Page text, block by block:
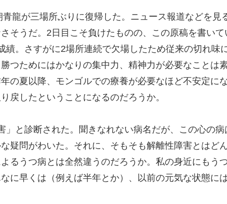
龍が三場所ぶりに復帰した。ニュース報道などを見
そうだ。2日目こそ負けたものの、この原稿を書いて
績。さすがに2場所連続で欠場したため従来の切れ味
つためにはかなりの集中力、精神力が必要なことは
の夏以降、モンゴルでの療養が必要なほど不安定に
戻したということになるのだろうか。
と診断された。聞きなれない病名だが、この心の病
疑問がわいた。それに、そもそも解離性障害とはど
るうつ病とは全然違うのだろうか。私の身近にもう
に早くは（例えば半年とか）、以前の元気な状態に